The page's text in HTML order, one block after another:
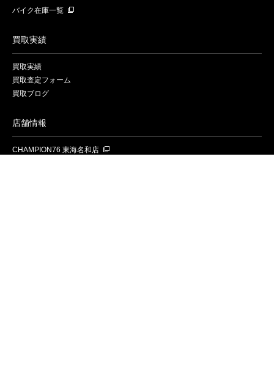
バイク在庫一覧
買取実績
買取実績
買取査定フォーム
買取ブログ
店舗情報
CHAMPION76 東海名和店